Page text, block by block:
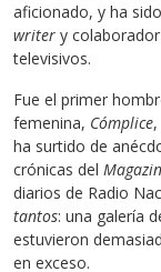
aficionado, y ha
writer y
televisivos.
Fue el primer
femenina, Cómplice
ha surtido de
crónicas del
diarios de Radio
tantos: una galería
estuvieron
en exceso.